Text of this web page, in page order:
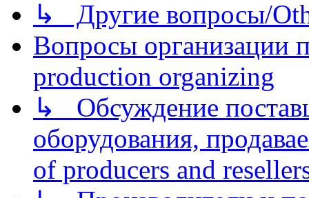
↳ Другие вопросы/
Вопросы организации
production organizing
↳ Обсуждение
оборудования,
of producers and